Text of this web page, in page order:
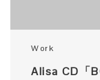
Work
Alisa CD「